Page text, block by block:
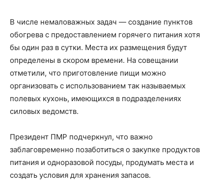
В числе немаловажных задач — создание пунктов
обогрева с предоставлением горячего питания хотя
бы один раз в сутки. Места их размещения будут
определены в скором времени. На совещании
отметили, что приготовление пищи можно
организовать с использованием так называемых
полевых кухонь, имеющихся в подразделениях
силовых ведомств.
Президент ПМР подчеркнул, что важно
заблаговременно позаботиться о закупке продуктов
питания и одноразовой посуды, продумать места и
создать условия для хранения запасов.